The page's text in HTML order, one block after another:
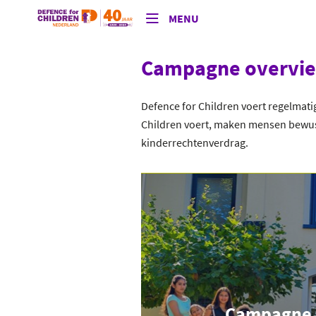
MENU
Campagne
Defence for Children voert
Children voert, maken mensen
kinderrechtenverdrag.